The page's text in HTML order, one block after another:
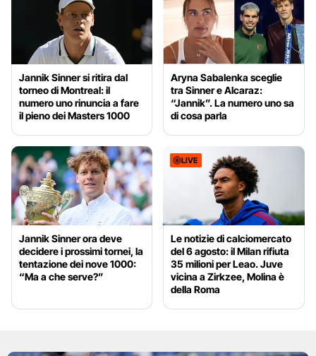
Jannik Sinner si ritira dal
torneo di Montreal: il
numero uno rinuncia a fare
il pieno dei Masters 1000
Aryna Sabalenka sceglie
tra Sinner e Alcaraz:
“Jannik”. La numero uno sa
di cosa parla
Jannik Sinner ora deve
decidere i prossimi tornei, la
tentazione dei nove 1000:
“Ma a che serve?”
LIVE
Le notizie di calciomercato
del 6 agosto: il Milan rifiuta
35 milioni per Leao. Juve
vicina a Zirkzee, Molina è
della Roma